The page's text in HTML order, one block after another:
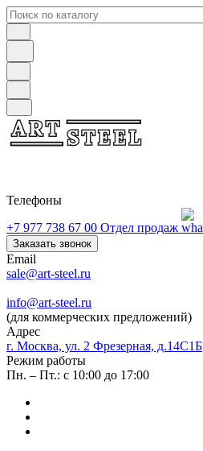
Телефоны
+7 977 738 67 00 Отдел продаж
Заказать звонок
Email
sale@art-steel.ru
info@art-steel.ru
(для коммерческих предложений)
Адрес
г. Москва, ул. 2 Фрезерная, д.14С1Б
Режим работы
Пн. – Пт.: с 10:00 до 17:00